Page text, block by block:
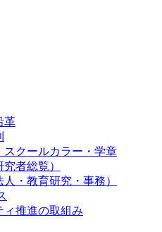
革
スクールカラー・学章
者総覧）
・教育研究・事務）
ィ推進の取組み